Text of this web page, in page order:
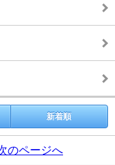
新着順
のページへ